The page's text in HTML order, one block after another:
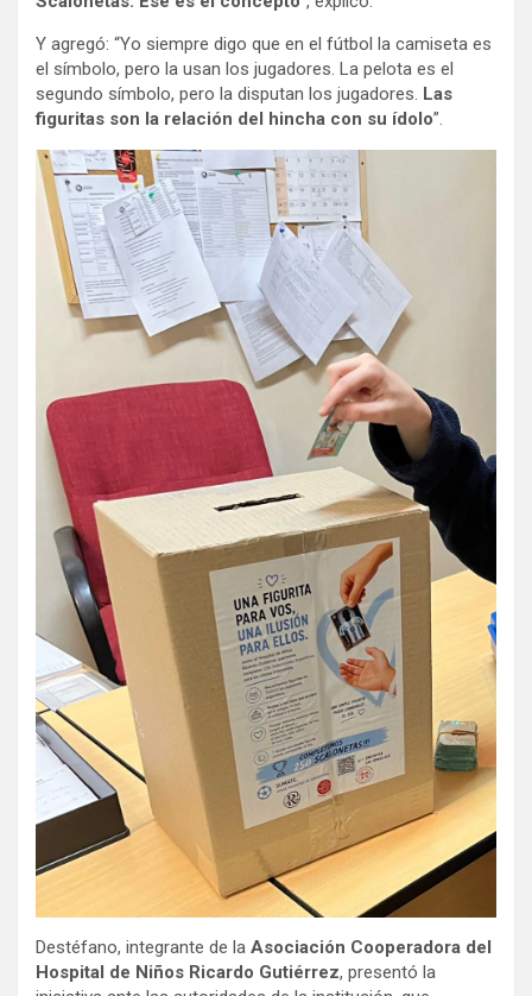
Y agregó: “Yo siempre digo que en el fútbol la camiseta es
el símbolo, pero la usan los jugadores. La pelota es el
segundo símbolo, pero la disputan los jugadores. Las
figuritas son la relación del hincha con su ídolo”.
Destéfano, integrante de la Asociación Cooperadora del
Hospital de Niños Ricardo Gutiérrez, presentó la